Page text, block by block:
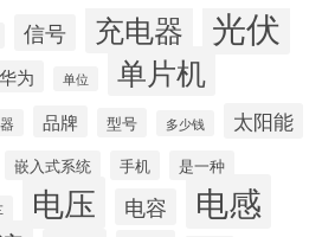
信号 充电器 光伏
华为 单位 单片机
品牌 型号 多少钱 太阳能
嵌入式系统 手机 是一种
电压 电容 电感